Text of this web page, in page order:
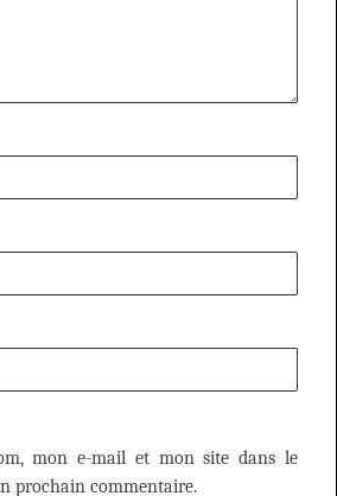
mon e-mail et mon site dans le
prochain commentaire.